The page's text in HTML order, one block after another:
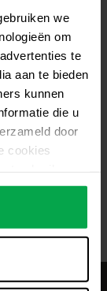
we
om
te
aan te bieden
kunnen
die u
door
cookies
en het
met
omvat ook,
voor
in de